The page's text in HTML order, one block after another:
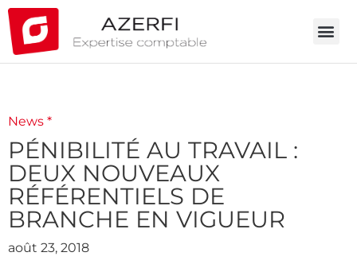
News *
PÉNIBILITÉ AU TRAVAIL :
DEUX NOUVEAUX
RÉFÉRENTIELS DE
BRANCHE EN VIGUEUR
août 23, 2018